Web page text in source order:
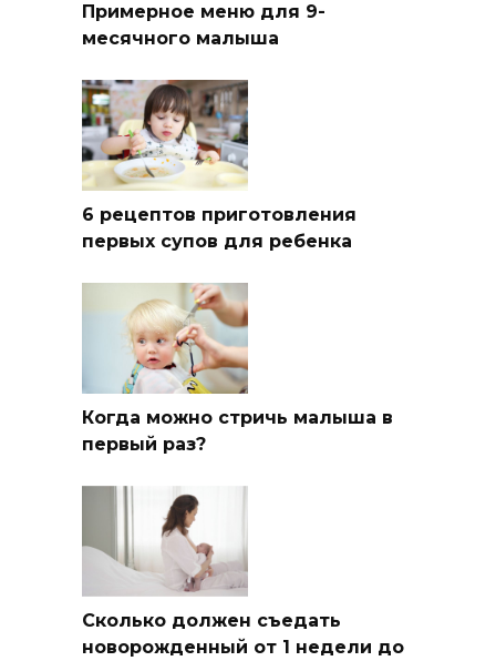
Примерное меню для 9-
месячного малыша
6 рецептов приготовления
первых супов для ребенка
Когда можно стричь малыша в
первый раз?
Сколько должен съедать
новорожденный от 1 недели до